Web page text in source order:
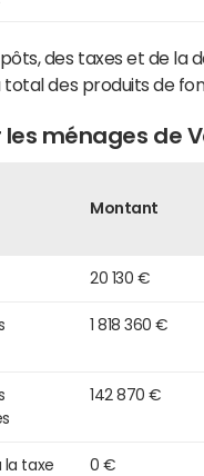
des taxes et de
des produits de
les ménages de
Montant
20 130 €
1 818 360 €
142 870 €
la taxe 0 €